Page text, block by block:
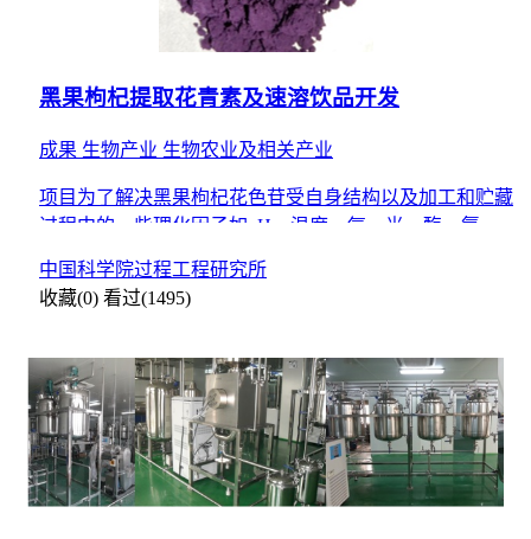
黑果枸杞提取花青素及速溶饮品开发
成果 生物产业 生物农业及相关产业
项目为了解决黑果枸杞花色苷受自身结构以及加工和贮藏
过程中的一些理化因子如pH、温度、氧、光、酶、氨基
降解，从而
中国科学院过程工程研究所
收藏(0) 看过(1495)